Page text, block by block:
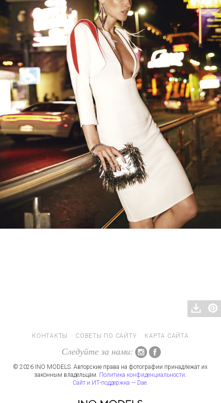
КОНТАКТЫ СОВЕТЫ ПО САЙТУ КАРТА САЙТА
Следуйте за нами:
© 2026 INO MODELS. Авторские права на фотографии принадлежат их
законным владельцам. Политика конфиденциальности.
Сайт и ИТ-поддержка — Dae.